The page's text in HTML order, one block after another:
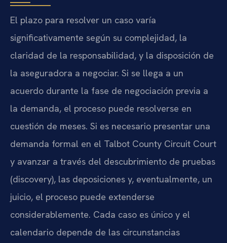
El plazo para resolver un caso varía
significativamente según su complejidad, la
claridad de la responsabilidad, y la disposición de
la aseguradora a negociar. Si se llega a un
acuerdo durante la fase de negociación previa a
la demanda, el proceso puede resolverse en
cuestión de meses. Si es necesario presentar una
demanda formal en el Talbot County Circuit Court
y avanzar a través del descubrimiento de pruebas
(discovery), las deposiciones y, eventualmente, un
juicio, el proceso puede extenderse
considerablemente. Cada caso es único y el
calendario depende de las circunstancias